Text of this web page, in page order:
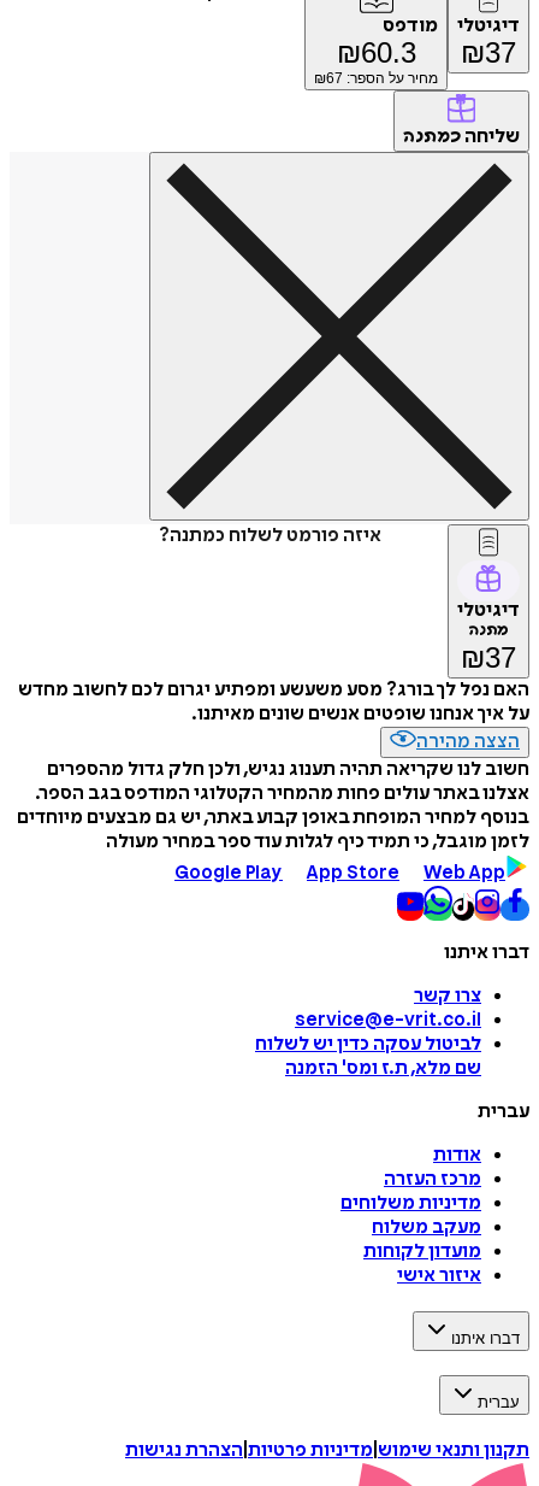
דיגיטלי
₪37
מודפס
₪60.3
מחיר על הספר: ₪ 67
שליחה כמתנה
איזה פורמט לשלוח כמתנה?
דיגיטלי
מתנה
₪37
האם נפל לך בורג? מסע משעשע ומפתיע יגרום לכם לחשוב מחדש
על איך אנחנו שופטים אנשים שונים מאיתנו.
הצצה מהירה
חשוב לנו שקריאה תהיה תענוג נגיש, ולכן חלק גדול מהספרים
אצלנו באתר עולים פחות מהמחיר הקטלוגי המודפס בגב הספר.
בנוסף למחיר המופחת באופן קבוע באתר, יש גם מבצעים מיוחדים
לזמן מוגבל, כי תמיד כיף לגלות עוד ספר במחיר מעולה
Google Play
App Store Web App
דברו איתנו
צרו קשר
service@e-vrit.co.il
לביטול עסקה כדין יש לשלוח
שם מלא, ת.ז ומס' הזמנה
עברית
אודות
מרכז העזרה
מדיניות משלוחים
מעקב משלוח
מועדון לקוחות
איזור אישי
דברו איתנו
עברית
תקנון ותנאי שימוש מדיניות פרטיות הצהרת נגישות